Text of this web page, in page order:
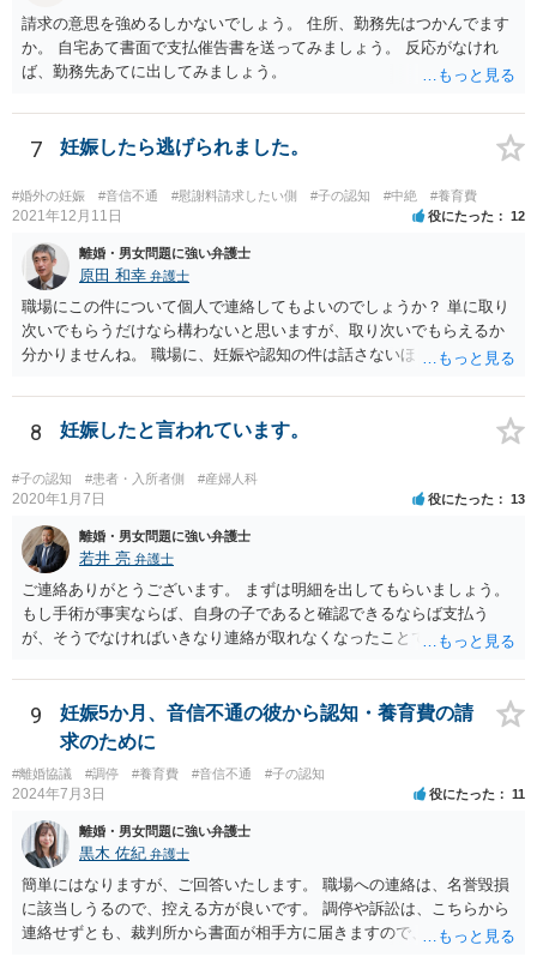
請求の意思を強めるしかないでしょう。 住所、勤務先はつかんでます
か。 自宅あて書面で支払催告書を送ってみましょう。 反応がなけれ
ば、勤務先あてに出してみましょう。
7 妊娠したら逃げられました。
#婚外の妊娠 #音信不通 #慰謝料請求したい側 #子の認知 #中絶 #養育費
2021年12月11日 役にたった 12
離婚・男女問題に強い弁護士
原田 和幸 弁護士
職場にこの件について個人で連絡してもよいのでしょうか？ 単に取り
次いでもらうだけなら構わないと思いますが、取り次いでもらえるか
分かりませんね。 職場に、妊娠や認知の件は話さないほうがよいと思
難しいと思われれば、弁護士に入ってもらうことも検討されてくださ
い。 一度、お近くの弁護士に相談されてみてもよいと思います。
8 妊娠したと言われています。
#子の認知 #患者・入所者側 #産婦人科
2020年1月7日 役にたった 13
離婚・男女問題に強い弁護士
若井 亮 弁護士
ご連絡ありがとうございます。 まずは明細を出してもらいましょう。
もし手術が事実ならば、自身の子であると確認できるならば支払う
が、そうでなければいきなり連絡が取れなくなったことで不信感もあ
してはいかがでしょうか。 代理人となる場合ですが、事務所ごとにま
ちまちです。 弊所の場合、交渉をお受けするとなると20万円くらいが
多いかと思います。
9
妊娠5か月、音信不通の彼から認知・養育費の請
求のために
#離婚協議 #調停 #養育費 #音信不通 #子の認知
2024年7月3日 役にたった 11
離婚・男女問題に強い弁護士
黒木 佐紀 弁護士
簡単にはなりますが、ご回答いたします。 職場への連絡は、名誉毀損
に該当しうるので、控える方が良いです。 調停や訴訟は、こちらから
連絡せずとも、裁判所から書面が相手方に届きますので、連絡不要で